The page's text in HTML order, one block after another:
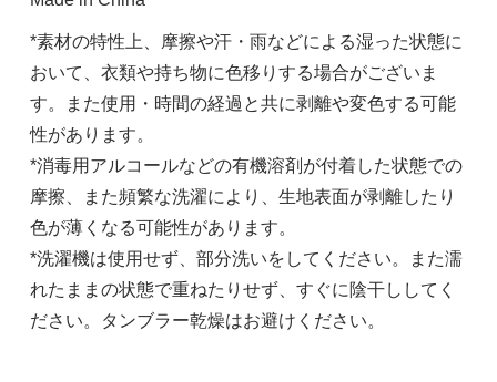
*素材の特性上、摩擦や汗・雨などによる湿った状態に
おいて、衣類や持ち物に色移りする場合がございま
す。また使用・時間の経過と共に剥離や変色する可能
性があります。
*消毒用アルコールなどの有機溶剤が付着した状態での
摩擦、また頻繁な洗濯により、生地表面が剥離したり
色が薄くなる可能性があります。
*洗濯機は使用せず、部分洗いをしてください。また濡
れたままの状態で重ねたりせず、すぐに陰干ししてく
ださい。タンブラー乾燥はお避けください。